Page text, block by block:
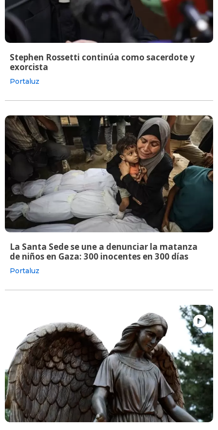
Stephen Rossetti continúa como sacerdote y
exorcista
Portaluz
La Santa Sede se une a denunciar la matanza
de niños en Gaza: 300 inocentes en 300 días
Portaluz